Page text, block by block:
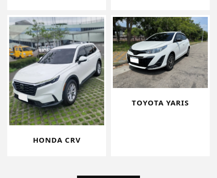
HONDA CRV
TOYOTA YARIS